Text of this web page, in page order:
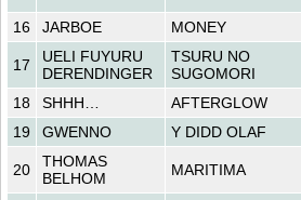
16 JARBOE MONEY
17
UELI FUYURU
DERENDINGER
TSURU NO
SUGOMORI
18 SHHH… AFTERGLOW
19
GWENNO Y DIDD OLAF
20
THOMAS
BELHOM
MARITIMA